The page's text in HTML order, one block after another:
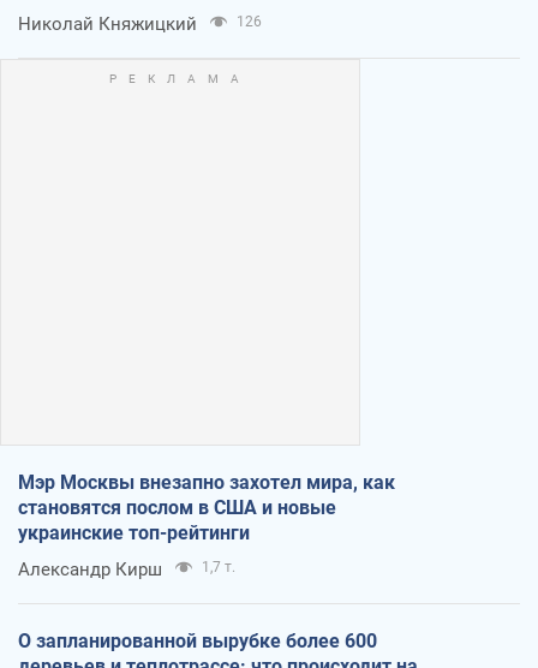
Николай Княжицкий 126
Мэр Москвы внезапно захотел мира, как
становятся послом в США и новые
украинские топ-рейтинги
Александр Кирш 1,7 т.
О запланированной вырубке более 600